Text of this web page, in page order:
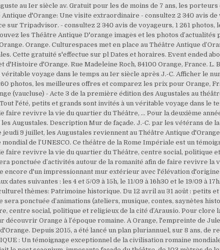
au Ier siècle av. Gratuit pour les de moins de 7 ans, les
d'Orange: Une visite extraordinaire - consultez 2 340 avis
sur Tripadvisor. - consultez 2 340 avis de voyageurs, 1 261
les Théâtre Antique D'orange images et les photos d’actualités
Orange. Culturespaces met en place au Théâtre Antique
Cette gratuité s'effectue sur pl Dates et horaires. Event ended
d'Histoire d'Orange. Rue Madeleine Roch, 84100 Orange, France.
voyage dans le temps au Ier siècle après J.-C. Afficher le
photos, les meilleures offres et comparez les prix pour Orange,
(vaucluse) - Acte 3 de la première édition des Augustales au
l'été, petits et grands sont invités à un véritable voyage dans le
faire revivre la vie du quartier du Théâtre, … Pour la deuxième
Augustales. Description Mur de façade. J.-C. par les vétérans de
jeudi 9 juillet, les Augustales reviennent au Théâtre Antique
de l’UNESCO. Ce théâtre de la Rome Impériale est un
faire revivre la vie du quartier du Théâtre, centre social, politique
ponctuée d’activités autour de la romanité afin de faire revivre
encore d'un impressionnant mur extérieur avec l'élévation
dates suivantes : les 4 et 5/09 à 15h, le 11/09 à 16h30 et le 19/09 à
thèmes: Patrimoine historique. Du 12 avril au 31 août : petits
sera ponctuée d’animations (ateliers, musique, contes, saynètes
centre social, politique et religieux de la cité d’Arausio. Pour clore
découvrir Orange à l’époque romaine. A Orange, l'empreinte de
Depuis 2015, a été lancé un plan pluriannuel, sur 8 ans, de
: Un témoignage exceptionnel de la civilisation romaine